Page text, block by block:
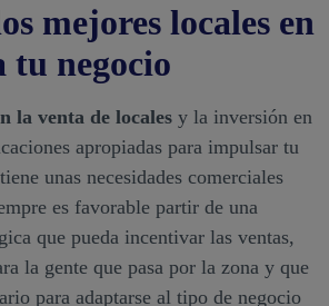
mejores locales en
tu negocio
la venta de localesy la inversión en
apropiadas para impulsar tu
unas necesidades comerciales
es favorable partir de una
que pueda incentivar las ventas,
la gente que pasa por la zona y que
para adaptarse al tipo de negocio